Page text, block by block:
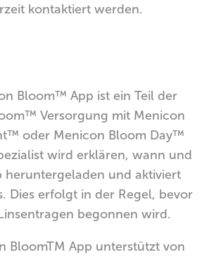
kontaktiert werden.
Bloom™ App ist ein Teil der
Versorgung mit Menicon
oder Menicon Bloom Day™
wird erklären, wann und
heruntergeladen und aktiviert
Dies erfolgt in der Regel, bevor
begonnen wird.
BloomTM App unterstützt von